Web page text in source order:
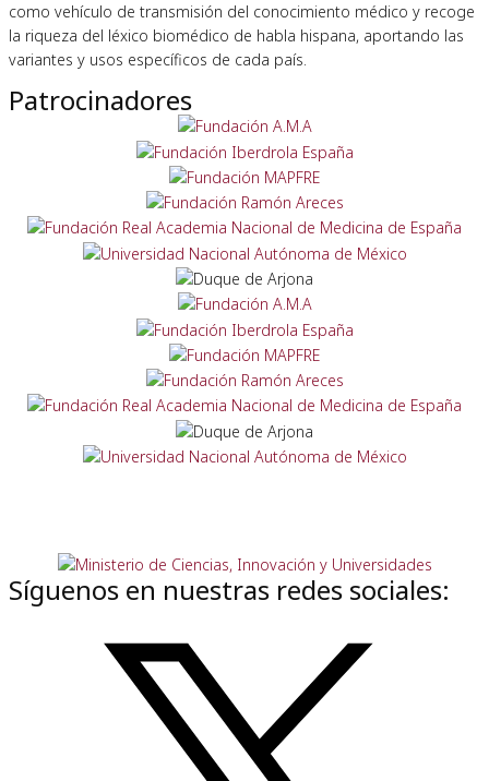
como vehículo de transmisión del conocimiento médico y recoge
la riqueza del léxico biomédico de habla hispana, aportando las
variantes y usos específicos de cada país.
Patrocinadores
Síguenos en nuestras redes sociales: